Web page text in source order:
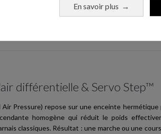
En savoir plus →
de maintien sécurise les utilisateurs
le risque de chute pendant les séances.
différentielle & Servo Step™
Pressure) repose sur une enceinte
homogène qui réduit le poids
classiques. Résultat : une marche ou une